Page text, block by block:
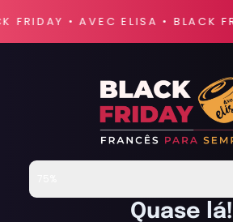
FRIDAY • AVEC ELISA • BLACK
Quase lá!